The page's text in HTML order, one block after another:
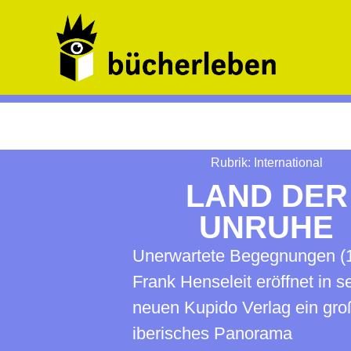
Rubrik: International
LAND DER
UNRUHE
Unerwartete Begegnungen
Frank Henseleit eröffnet in
neuen Kupido Verlag ein
iberisches Panorama